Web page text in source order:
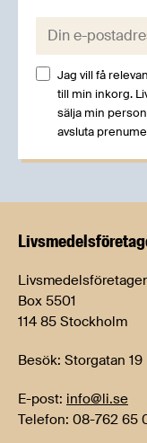
E-post:
Jag vill få
till min inkorg.
sälja min
avsluta
Box 5501
114 85 Stockholm
Besök: Storgatan 19
E-post: info@li.se
Telefon: 08-762 65